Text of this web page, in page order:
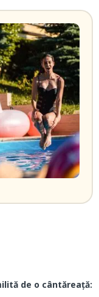
de o cântăreață: